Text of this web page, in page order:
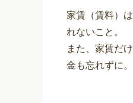
家賃（賃料）
れないこと。
また、家賃だ
金も忘れずに。